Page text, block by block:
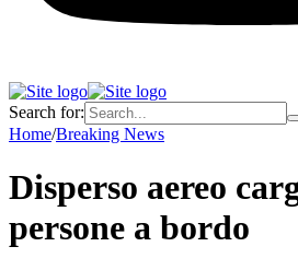
Search for:
Home/Breaking News
Disperso aereo
persone a bordo